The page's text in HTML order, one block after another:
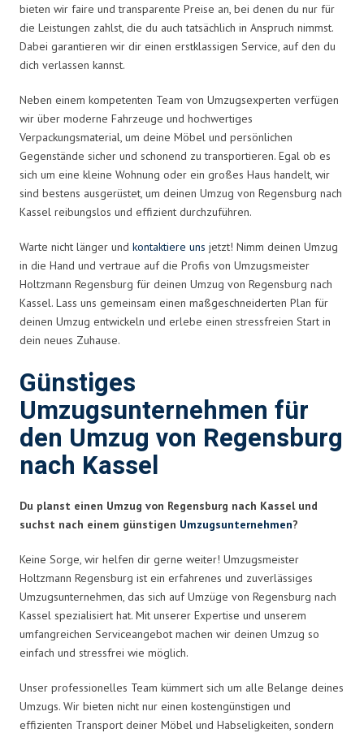
bieten wir faire und transparente Preise an, bei denen du nur für
die Leistungen zahlst, die du auch tatsächlich in Anspruch nimmst.
Dabei garantieren wir dir einen erstklassigen Service, auf den du
dich verlassen kannst.
Neben einem kompetenten Team von Umzugsexperten verfügen
wir über moderne Fahrzeuge und hochwertiges
Verpackungsmaterial, um deine Möbel und persönlichen
Gegenstände sicher und schonend zu transportieren. Egal ob es
sich um eine kleine Wohnung oder ein großes Haus handelt, wir
sind bestens ausgerüstet, um deinen Umzug von Regensburg nach
Kassel reibungslos und effizient durchzuführen.
Warte nicht länger und kontaktiere uns jetzt! Nimm deinen Umzug
in die Hand und vertraue auf die Profis von Umzugsmeister
Holtzmann Regensburg für deinen Umzug von Regensburg nach
Kassel. Lass uns gemeinsam einen maßgeschneiderten Plan für
deinen Umzug entwickeln und erlebe einen stressfreien Start in
dein neues Zuhause.
Günstiges
Umzugsunternehmen für
den Umzug von Regensburg
nach Kassel
Du planst einen Umzug von Regensburg nach Kassel und
suchst nach einem günstigen Umzugsunternehmen?
Keine Sorge, wir helfen dir gerne weiter! Umzugsmeister
Holtzmann Regensburg ist ein erfahrenes und zuverlässiges
Umzugsunternehmen, das sich auf Umzüge von Regensburg nach
Kassel spezialisiert hat. Mit unserer Expertise und unserem
umfangreichen Serviceangebot machen wir deinen Umzug so
einfach und stressfrei wie möglich.
Unser professionelles Team kümmert sich um alle Belange deines
Umzugs. Wir bieten nicht nur einen kostengünstigen und
effizienten Transport deiner Möbel und Habseligkeiten, sondern